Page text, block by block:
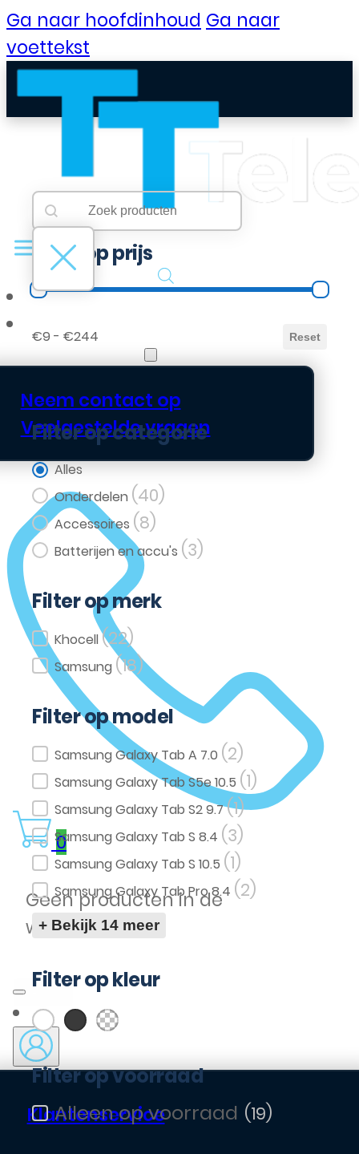
Ga naar hoofdinhoud Ga naar
voettekst
B2B Portaal
Neem contact op
Veelgestelde vragen
0
Geen producten in de
winkelwagen.
Klantenservice
Searchbar
Search content
Filter op prijs
Filter op prijs
€9 - €244 Reset
Filter op categorie
Filter op categorie
Alles
Onderdelen (40)
Accessoires (8)
Batterijen en accu's (3)
Filter op merk
Filter op merk
Khocell (22)
Samsung (18)
Filter op model
Filter op model
Samsung Galaxy Tab A 7.0 (2)
Samsung Galaxy Tab S5e 10.5 (1)
Samsung Galaxy Tab S2 9.7(1)
Samsung Galaxy Tab S 8.4 (3)
Samsung Galaxy Tab S 10.5 (1)
Samsung Galaxy Tab Pro 8.4 (2)
+ Bekijk 14 meer
Filter op kleur
Filter op kleur
Wit (10) (9)
Transparent (8)
Filter op voorraad
Filter op voorraad (19)